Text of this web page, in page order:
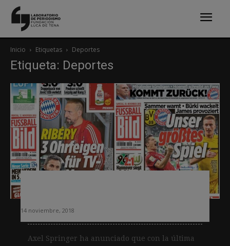
Inicio Etiquetas Deportes
Etiqueta: Deportes
14 noviembre, 2018
Axel Springer ha anunciado que con la última